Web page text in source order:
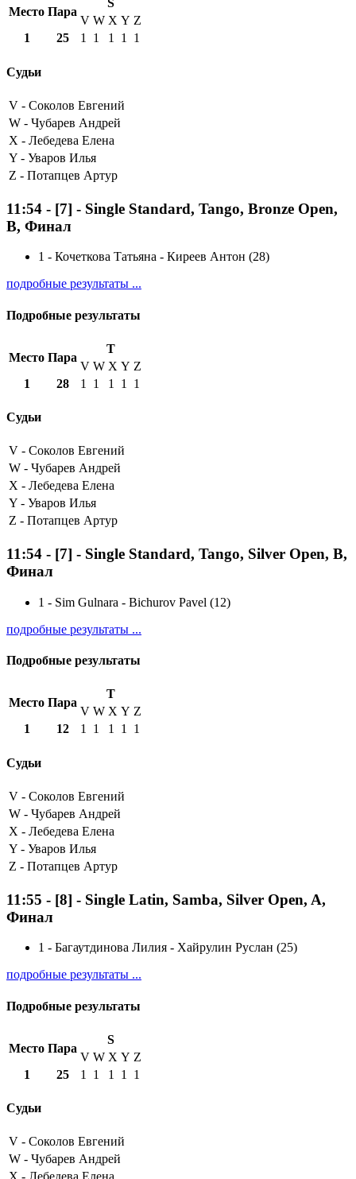
Место Пара
S
V W X Y Z
1
25 1 1 1 1 1
Судьи
V - Соколов Евгений
W - Чубарев Андрей
X - Лебедева Елена
Y - Уваров Илья
Z - Потапцев Артур
11:54 - [7] - Single Standard, Tango, Bronze Open,
B, Финал
1 - Кочеткова Татьяна - Киреев Антон (28)
подробные результаты ...
Подробные результаты
Место Пара
T
V W X Y Z
1
28 1 1 1 1 1
Судьи
V - Соколов Евгений
W - Чубарев Андрей
X - Лебедева Елена
Y - Уваров Илья
Z - Потапцев Артур
11:54 - [7] - Single Standard, Tango, Silver Open, B,
Финал
1 - Sim Gulnara - Bichurov Pavel (12)
подробные результаты ...
Подробные результаты
Место Пара
T
V W X Y Z
1
12 1 1 1 1 1
Судьи
V - Соколов Евгений
W - Чубарев Андрей
X - Лебедева Елена
Y - Уваров Илья
Z - Потапцев Артур
11:55 - [8] - Single Latin, Samba, Silver Open, A,
Финал
1 - Багаутдинова Лилия - Хайрулин Руслан (25)
подробные результаты ...
Подробные результаты
Место Пара
S
V W X Y Z
1
25 1 1 1 1 1
Судьи
V - Соколов Евгений
W - Чубарев Андрей